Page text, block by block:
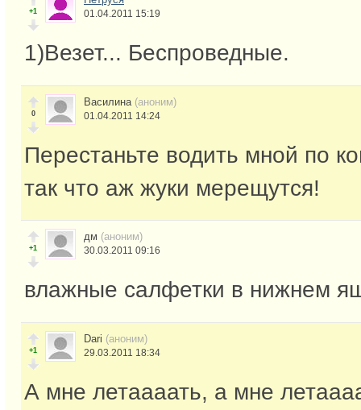
+1 01.04.2011 15:19
1)Везет... Беспроведные.
0
Василина (аноним)
01.04.2011 14:24
Перестаньте водить мной по
так что аж жуки мерещутся!
+1
дм (аноним)
30.03.2011 09:16
влажные салфетки в нижнем
+1
Dari (аноним)
29.03.2011 18:34
А мне летаааать, а мне